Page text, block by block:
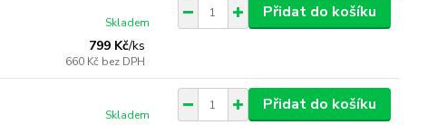
799 Kč/ks
660 Kč bez DPH
Skladem
Přidat do košíku
Skladem
Přidat do košíku